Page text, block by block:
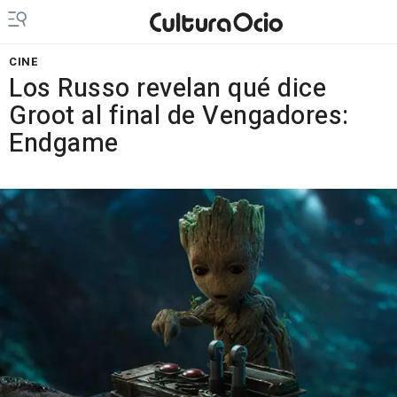
CINE
Los Russo revelan qué dice
Groot al final de Vengadores:
Endgame